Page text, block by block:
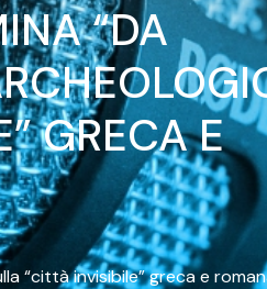
“DA
GRECA E
“città invisibile” greca e